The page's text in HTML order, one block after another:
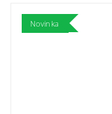
Novinka